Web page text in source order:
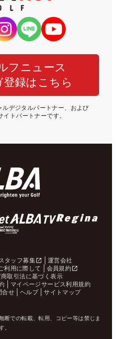
フニュース
登録はこちら
デジタルパートナー、および
イトパートナーです。
タッフ募集
運営会社
利用に際して
会員規約
取引法に基づく表示
マイページサービス利用規約
合せ ヘルプ サイトマップ
断での転載、転用、コピー等は禁じま
。